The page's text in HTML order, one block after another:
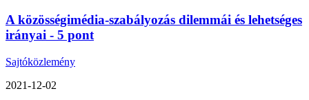
A közösségimédia-szabályozás dilemmái és lehetséges
irányai - 5 pont
Sajtóközlemény
2021-12-02